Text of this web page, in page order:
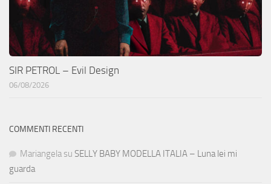
SIR PETROL – Evil Design
06/08/2026
COMMENTI RECENTI
Mariangela su SELLY BABY MODELLA ITALIA – Luna lei mi
guarda